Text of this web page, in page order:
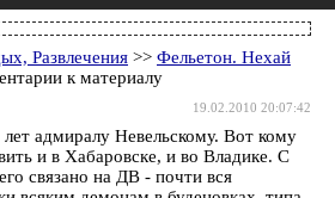
Развлечения >> Фельетон. Нехай
к материалу
19.02.2010 20:07:42
адмиралу Невельскому. Вот кому
и в Хабаровске, и во Владике. С
связано на ДВ - почти вся